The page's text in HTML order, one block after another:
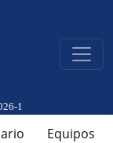
1
Equipos